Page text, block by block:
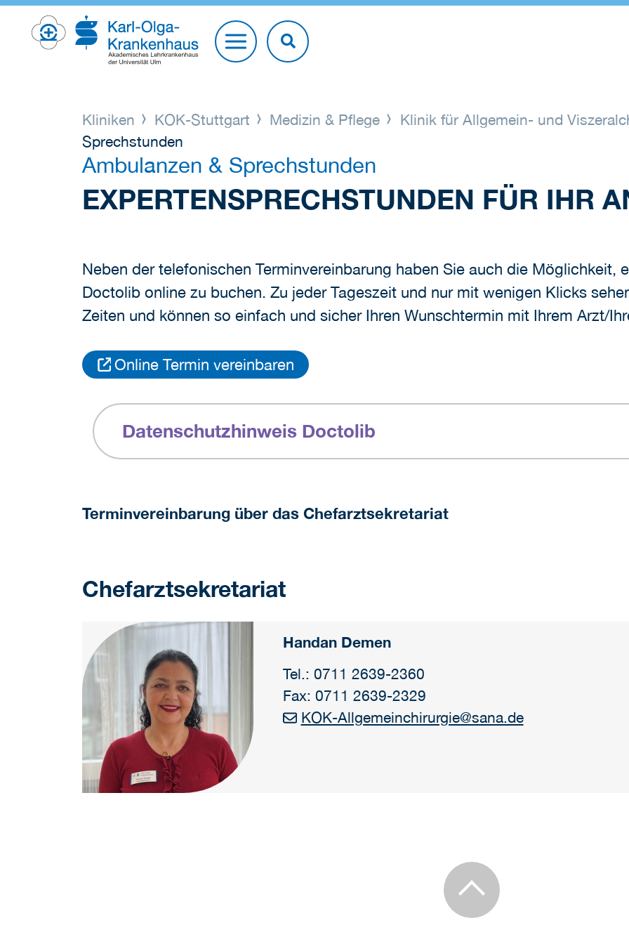
Kliniken KOK-Stuttgart Medizin & Pflege Klinik für Allgemein- und
Sprechstunden
Ambulanzen & Sprechstunden
EXPERTENSPRECHSTUNDEN FÜR IHR
Neben der telefonischen Terminvereinbarung haben Sie auch die Möglichkeit,
Doctolib online zu buchen. Zu jeder Tageszeit und nur mit wenigen Klicks
Zeiten und können so einfach und sicher Ihren Wunschtermin mit Ihrem Arzt/
Online Termin vereinbaren
Datenschutzhinweis Doctolib
Terminvereinbarung über das Chefarztsekretariat
Chefarztsekretariat
Handan Demen
Tel.: 0711 2639-2360
Fax: 0711 2639-2329
KOK-Allgemeinchirurgie@sana.de